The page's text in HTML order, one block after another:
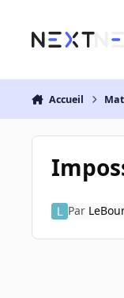
Accueil
Par